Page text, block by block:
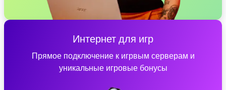
Интернет для игр
Прямое подключение к игрвым серверам и
уникальные игровые бонусы